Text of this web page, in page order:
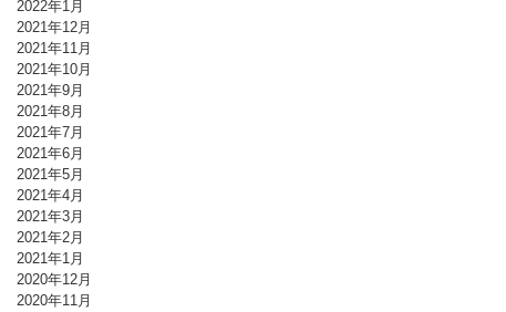
2022年1月
2021年12月
2021年11月
2021年10月
2021年9月
2021年8月
2021年7月
2021年6月
2021年5月
2021年4月
2021年3月
2021年2月
2021年1月
2020年12月
2020年11月